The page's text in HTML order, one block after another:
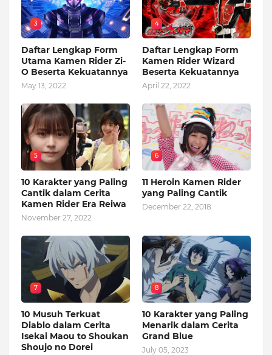
3
Daftar Lengkap Form
Utama Kamen Rider Zi-
O Beserta Kekuatannya
May 13, 2022
4
Daftar Lengkap Form
Kamen Rider Wizard
Beserta Kekuatannya
April 22, 2022
5
10 Karakter yang Paling
Cantik dalam Cerita
Kamen Rider Era Reiwa
November 27, 2022
6
11 Heroin Kamen Rider
yang Paling Cantik
December 22, 2018
7
10 Musuh Terkuat
Diablo dalam Cerita
Isekai Maou to Shoukan
Shoujo no Dorei
8
10 Karakter yang Paling
Menarik dalam Cerita
Grand Blue
July 05, 2023